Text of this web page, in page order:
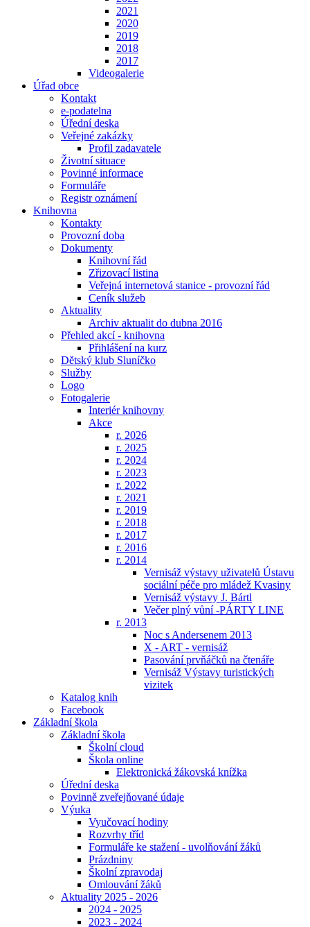
2021
2020
2019
2018
2017
Videogalerie
Úřad obce
Kontakt
e-podatelna
Úřední deska
Veřejné zakázky
Profil zadavatele
Životní situace
Povinné informace
Formuláře
Registr oznámení
Knihovna
Kontakty
Provozní doba
Dokumenty
Knihovní řád
Zřizovací listina
Veřejná internetová stanice - provozní řád
Ceník služeb
Aktuality
Archiv aktualit do dubna 2016
Přehled akcí - knihovna
Přihlášení na kurz
Dětský klub Sluníčko
Služby
Logo
Fotogalerie
Interiér knihovny
Akce
r. 2026
r. 2025
r. 2024
r. 2023
r. 2022
r. 2021
r. 2019
r. 2018
r. 2017
r. 2016
r. 2014
Vernisáž výstavy uživatelů Ústavu
sociální péče pro mládež Kvasiny
Vernisáž výstavy J. Bártl
Večer plný vůní -PÁRTY LINE
r. 2013
Noc s Andersenem 2013
X - ART - vernisáž
Pasování prvňáčků na čtenáře
Vernisáž Výstavy turistických
vizitek
Katalog knih
Facebook
Základní škola
Základní škola
Školní cloud
Škola online
Elektronická žákovská knížka
Úřední deska
Povinně zveřejňované údaje
Výuka
Vyučovací hodiny
Rozvrhy tříd
Formuláře ke stažení - uvolňování žáků
Prázdniny
Školní zpravodaj
Omlouvání žáků
Aktuality 2025 - 2026
2024 - 2025
2023 - 2024